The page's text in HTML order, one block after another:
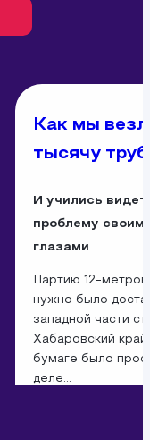
Как мы
тысячу труб
И учились
проблему
глазами
Партию
нужно было
западной части
Хабаровский
бумаге было
деле...